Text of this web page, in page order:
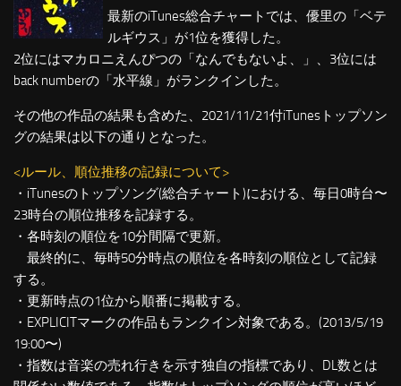
最新のiTunes総合チャートでは、優里の「ベテ
ルギウス」が1位を獲得した。
2位にはマカロニえんぴつの「なんでもないよ、」、3位には
back numberの「水平線」がランクインした。
その他の作品の結果も含めた、2021/11/21付iTunesトップソン
グの結果は以下の通りとなった。
<ルール、順位推移の記録について>
・iTunesのトップソング(総合チャート)における、毎日0時台〜
23時台の順位推移を記録する。
・各時刻の順位を10分間隔で更新。
最終的に、毎時50分時点の順位を各時刻の順位として記録
する。
・更新時点の1位から順番に掲載する。
・EXPLICITマークの作品もランクイン対象である。(2013/5/19
19:00〜)
・指数は音楽の売れ行きを示す独自の指標であり、DL数とは